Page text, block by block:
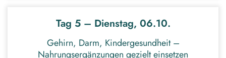
Tag 5 – Dienstag, 06.10.
Gehirn, Darm, Kindergesundheit –
Nahrungsergänzungen gezielt einsetzen